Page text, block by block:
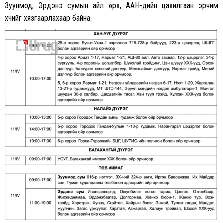
Зуунмод, Эрдэнэ сумын айл өрх, ААН-үүдийн цахилгаан эрчим
хүчийг хязгаарлахаар байна.